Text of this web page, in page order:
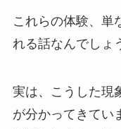
これらの体験、単
れる話なんでしょ
実は、こうした現
が分かってきてい